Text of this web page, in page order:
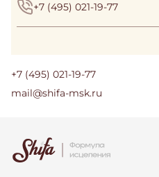
+7 (495) 021-19-77
+7 (495) 021-19-77
mail@shifa-msk.ru